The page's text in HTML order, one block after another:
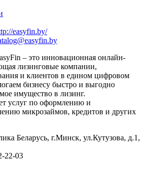
easyfin.by/
– это инновационная онлайн-
лизинговые компании,
и клиентов в едином цифровом
бизнесу быстро и выгодно
имущество в лизинг.
услуг по оформлению и
микрозаймов, кредитов и других
Беларусь, г.Минск, ул.Кутузова, д.1,
22-03